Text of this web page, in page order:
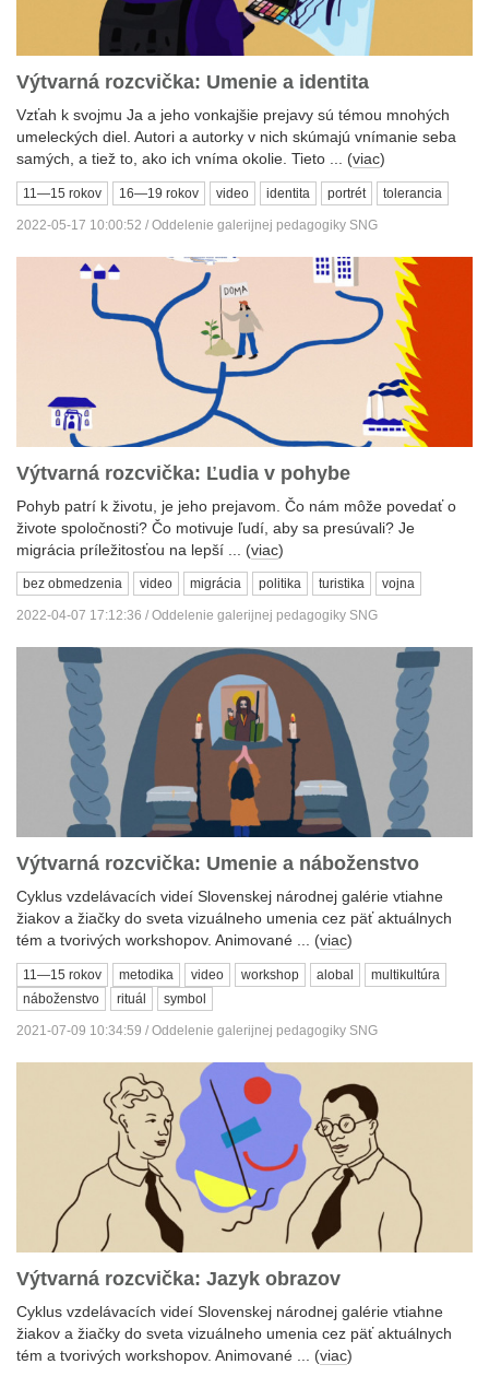
Výtvarná rozcvička: Umenie a identita
Vzťah k svojmu Ja a jeho vonkajšie prejavy sú témou mnohých
umeleckých diel. Autori a autorky v nich skúmajú vnímanie seba
samých, a tiež to, ako ich vníma okolie. Tieto ... (viac)
11—15 rokov 16—19 rokov video identita portrét tolerancia
2022-05-17 10:00:52 / Oddelenie galerijnej pedagogiky SNG
Výtvarná rozcvička: Ľudia v pohybe
Pohyb patrí k životu, je jeho prejavom. Čo nám môže povedať o
živote spoločnosti? Čo motivuje ľudí, aby sa presúvali? Je
migrácia príležitosťou na lepší ... (viac)
bez obmedzenia video migrácia politika turistika vojna
2022-04-07 17:12:36 / Oddelenie galerijnej pedagogiky SNG
Výtvarná rozcvička: Umenie a náboženstvo
Cyklus vzdelávacích videí Slovenskej národnej galérie vtiahne
žiakov a žiačky do sveta vizuálneho umenia cez päť aktuálnych
tém a tvorivých workshopov. Animované ... (viac)
11—15 rokov metodika video workshop alobal
multikultúra
náboženstvo
rituál symbol
2021-07-09 10:34:59 / Oddelenie galerijnej pedagogiky SNG
Výtvarná rozcvička: Jazyk obrazov
Cyklus vzdelávacích videí Slovenskej národnej galérie vtiahne
žiakov a žiačky do sveta vizuálneho umenia cez päť aktuálnych
tém a tvorivých workshopov. Animované ... (viac)